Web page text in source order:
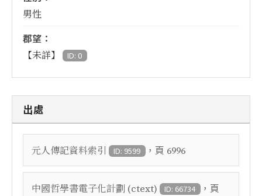
男性
郡望：
【未詳】 ID: 0
出處
元人傳記資料索引 ID: 9599 ，頁 6996
中國哲學書電子化計劃 (ctext) ID: 66734 ，頁